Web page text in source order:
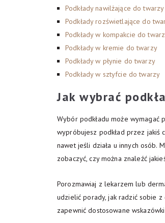
Podkłady nawilżające do twarzy
Podkłady rozświetlające do
Podkłady w kompakcie do
Podkłady w kremie do twarzy
Podkłady w płynie do twarzy
Podkłady w sztyfcie do twarzy
Jak wybrać
Wybór podkładu może wymagać
wypróbujesz podkład przez jakiś
nawet jeśli działa u innych osób.
zobaczyć, czy można znaleźć
Porozmawiaj z lekarzem lub
udzielić porady, jak radzić sobie
zapewnić dostosowane